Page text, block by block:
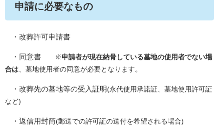
申請に必要なもの
・改葬許可申請書
・同意書 ※申請者が現在納骨している墓地の使用者でない場
合は 、墓地使用者の同意が必要となります。
・改葬先の墓地等の受入証明(永代使用承諾証、墓地使用許可証
など)
・返信用封筒(郵送での許可証の送付を希望される場合)